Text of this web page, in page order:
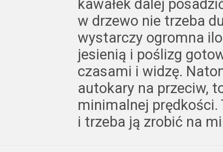
kawałek dalej
w drzewo nie trzeba
wystarczy ogromna
jesienią i poślizg
czasami i widzę.
autokary na przeciw,
minimalnej
i trzeba ją zrobić na